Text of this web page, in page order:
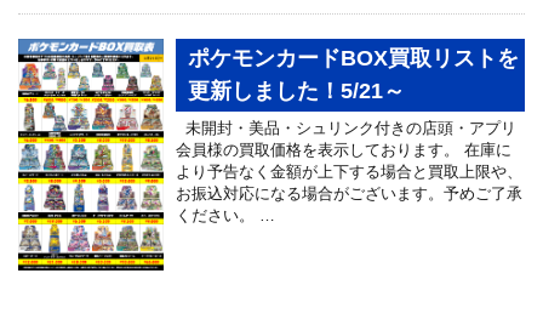
ポケモンカードBOX買取リストを
更新しました！5/21～
未開封・美品・シュリンク付きの店頭・アプリ
会員様の買取価格を表示しております。 在庫に
より予告なく金額が上下する場合と買取上限や、
お振込対応になる場合がございます。予めご了承
ください。 …